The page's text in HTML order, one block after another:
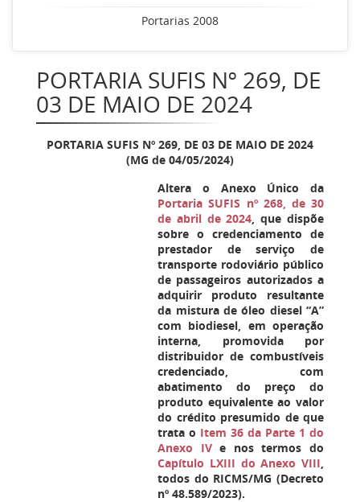
Portarias 2008
PORTARIA SUFIS Nº 269, DE
03 DE MAIO DE 2024
PORTARIA SUFIS Nº 269, DE 03 DE MAIO DE 2024
(MG de 04/05/2024)
Altera o Anexo Único da
Portaria SUFIS nº 268, de 30
de abril de 2024, que dispõe
sobre o credenciamento de
prestador de serviço de
transporte rodoviário público
de passageiros autorizados a
adquirir produto resultante
da mistura de óleo diesel “A”
com biodiesel, em operação
interna, promovida por
distribuidor de combustíveis
credenciado, com
abatimento do preço do
produto equivalente ao valor
do crédito presumido de que
trata o Item 36 da Parte 1 do
Anexo IVe nos termos do
Capítulo LXIII do Anexo VIII,
todos do RICMS/MG (Decreto
nº 48.589/2023).